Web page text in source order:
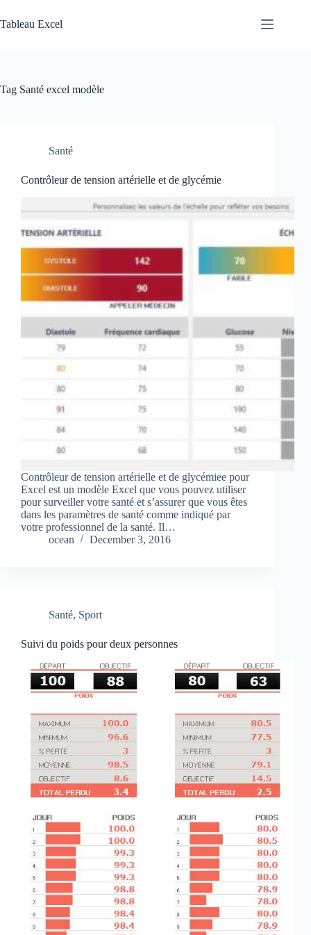
to
content
Tableau Excel
Tag Santé excel modèle
Santé
Contrôleur de tension artérielle et de glycémie
Contrôleur de tension artérielle et de glycémiee pour
Excel est un modèle Excel que vous pouvez utiliser
pour surveiller votre santé et s’assurer que vous êtes
dans les paramètres de santé comme indiqué par
votre professionnel de la santé. Il…
ocean
December 3, 2016
Santé, Sport
Suivi du poids pour deux personnes